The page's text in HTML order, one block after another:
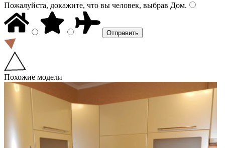
Пожалуйста, докажите, что вы человек, выбрав Дом.
Похожие модели